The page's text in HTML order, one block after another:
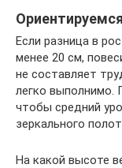
Если разница в
менее 20 см,
не составляет
легко выполнимо.
чтобы средний
зеркального
На какой высоте